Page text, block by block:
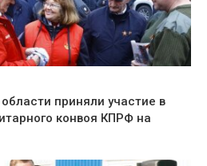
приняли участие в
конвоя КПРФ на